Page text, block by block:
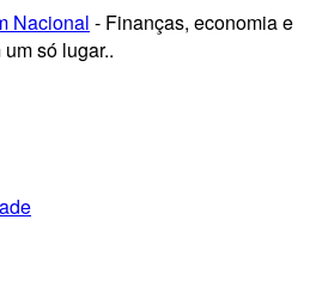
Nacional - Finanças, economia e
só lugar..